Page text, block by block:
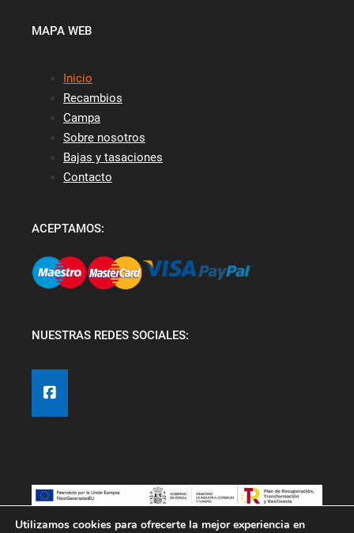
MAPA WEB
Inicio
Recambios
Campa
Sobre nosotros
Bajas y tasaciones
Contacto
ACEPTAMOS:
NUESTRAS REDES SOCIALES:
Utilizamos cookies para ofrecerte la mejor experiencia en